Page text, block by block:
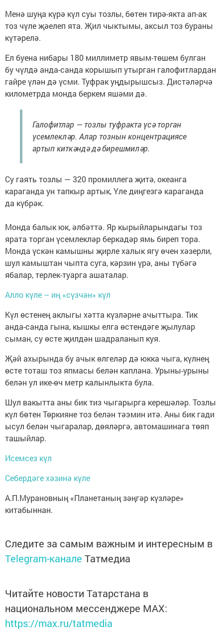
Менә шуңа күрә күл суы тозлы, бөтен тирә-якта ап-ак
тоз чүле җәелеп ята. Җил чыктымы, аксыл тоз бураны
күтәрелә.
Ел буена нибары 180 миллиметр явым-төшем булган
бу чүлдә анда-санда корышып утырган галофитлардан
гайре үлән дә үсми. Туфрак уңдырышсыз. Дистәләрчә
километрда монда беркем яшәми дә.
Галофитлар — тозлы туфракта үсә торган
үсемлекләр. Алар тознын концентрациясе
артып киткәндә дә бирешмиләр.
Су гаять тозлы — 320 промиллега җитә, океанга
караганда ун тапкыр артык, Үле диңгезгә караганда
да күбрәк.
Монда балык юк, әлбәттә. Яр кырыйларындагы тоз
ярата торган үсемлекләр беркадәр ямь биреп тора.
Монда үскән камышны җирле халык ягу өчен хәзерли,
шул камыштан чыпта суга, кәрзин үрә, аны түбәгә
ябалар, терлек-туарга ашаталар.
Алло күле – иң «сүзчән» күл
Күл өстенең аклыгы хәтта күзләрне ачыттыра. Тик
анда-санда гына, кышкы елга өстендәге җылулар
сыман, су өсте җилдән шадраланып куя.
Җәй ахырында бу ачык өлгеләр дә юкка чыга, күлнең
өсте тоташ тоз япмасы белән каплана. Урыны-урыны
белән ул ике-өч метр калынлыкта була.
Шул вакытта аны бик тиз чыгарырга керешәләр. Тозлы
күл бөтен Төркияне тоз белән тәэмин итә. Аны бик гади
ысул белән чыгаралар, дөяләргә, автомашинага төяп
ташыйлар.
Исемсез күл
Себердәге хәзинә күле
А.П.Мурановның «Планетаның зәңгәр күзләре»
китабыннан.
Следите за самым важным и интересным в
Telegram-канале Татмедиа
Читайте новости Татарстана в
национальном мессенджере MАХ:
https://max.ru/tatmedia